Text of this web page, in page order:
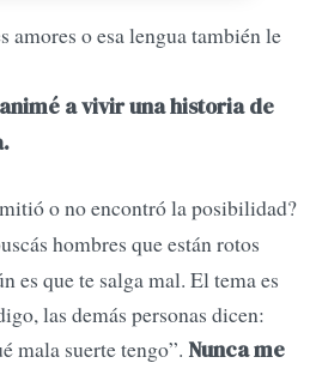
amores o esa lengua también le
a vivir una historia de
o no encontró la posibilidad?
hombres que están rotos
es que te salga mal. El tema es
las demás personas dicen:
mala suerte tengo”. Nunca me